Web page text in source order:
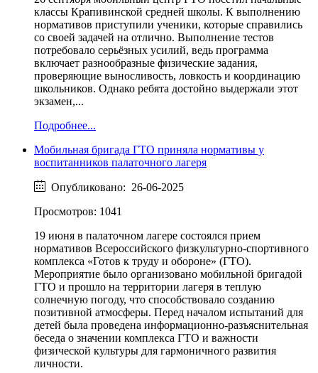
классы Крапивинской средней школы. К выполнению
нормативов приступили ученики, которые справились
со своей задачей на отлично. Выполнение тестов
потребовало серьёзных усилий, ведь программа
включает разнообразные физические задания,
проверяющие выносливость, ловкость и координацию
школьников. Однако ребята достойно выдержали этот
экзамен,...
Подробнее...
Мобильная бригада ГТО приняла нормативы у
воспитанников палаточного лагеря
Опубликовано: 26-06-2025
Просмотров: 1041
19 июня в палаточном лагере состоялся прием
нормативов Всероссийского физкультурно-спортивного
комплекса «Готов к труду и обороне» (ГТО).
Мероприятие было организовано мобильной бригадой
ГТО и прошло на территории лагеря в теплую
солнечную погоду, что способствовало созданию
позитивной атмосферы. Перед началом испытаний для
детей была проведена информационно-разъяснительная
беседа о значении комплекса ГТО и важности
физической культуры для гармоничного развития
личности.